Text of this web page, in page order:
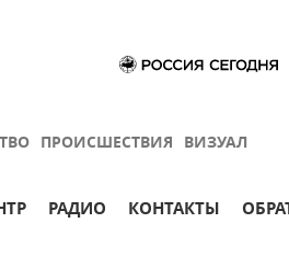
ПРОИСШЕСТВИЯ ВИЗУАЛ
РАДИО КОНТАКТЫ